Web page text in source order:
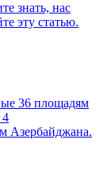
знать, нас
эту статью.
36 площадям
Азербайджана.